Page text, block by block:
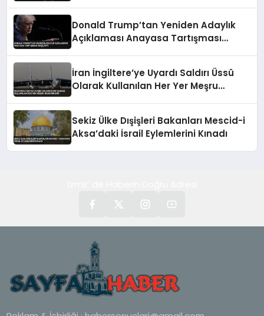
Donald Trump’tan Yeniden Adaylık
Açıklaması Anayasa Tartışması
İran İngiltere’ye Uyardı Saldırı Üssü
Olarak Kullanılan Her Yer Meşru
Sekiz Ülke Dışişleri Bakanları Mescid-i
Aksa’daki İsrail Eylemlerini Kınadı